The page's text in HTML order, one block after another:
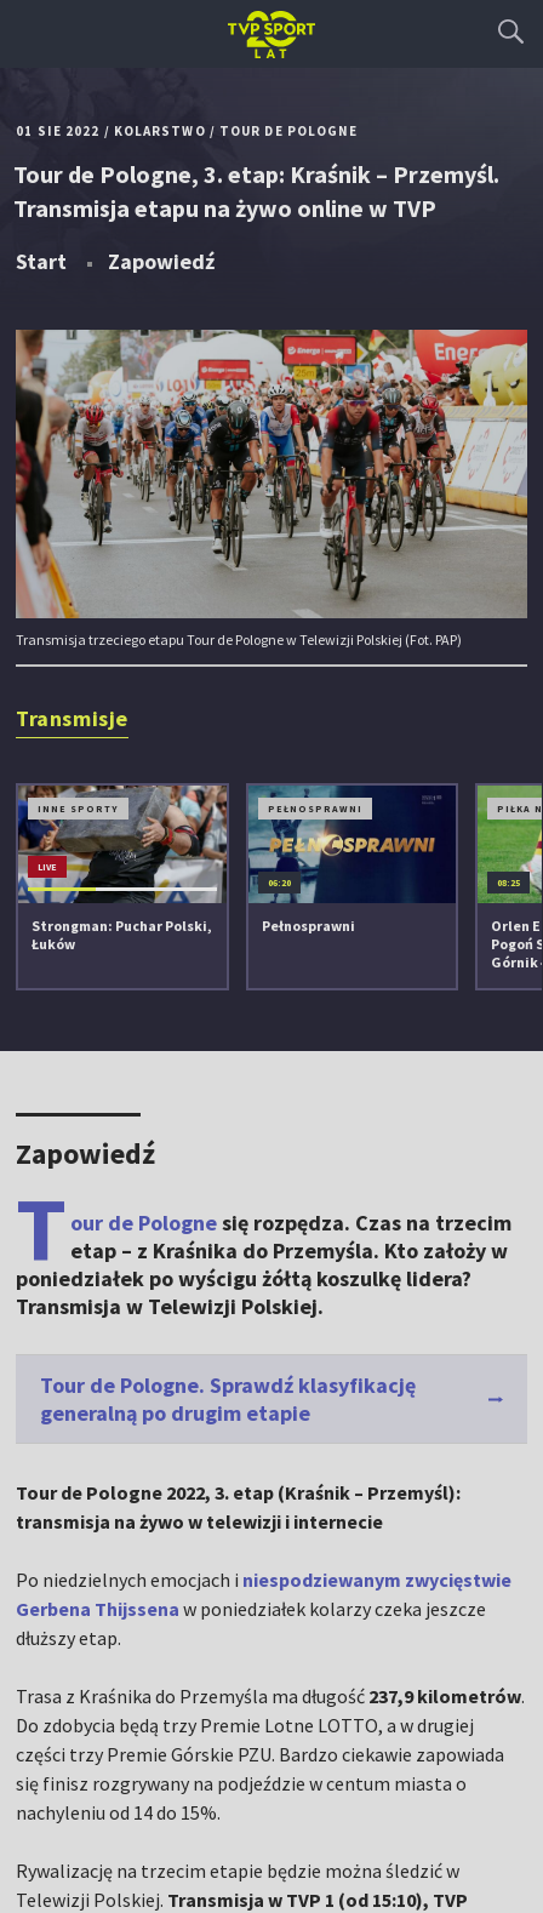
01 SIE 2022 / KOLARSTWO / TOUR DE POLOGNE
Tour de Pologne, 3. etap: Kraśnik – Przemyśl.
Transmisja etapu na żywo online w TVP
Start Zapowiedź
Transmisja trzeciego etapu Tour de Pologne w Telewizji Polskiej (Fot. PAP)
Transmisje
INNE SPORTY
LIVE
Strongman: Puchar Polski,
Łuków
PEŁNOSPRAWNI
06:20
Pełnosprawni
PIŁKA
08:25
Orlen
Pogoń
Górnik
Zapowiedź
T our de Polognesię rozpędza. Czas na trzecim
etap – z Kraśnika do Przemyśla. Kto założy w
poniedziałek po wyścigu żółtą koszulkę lidera?
Transmisja w Telewizji Polskiej.
Tour de Pologne. Sprawdź klasyfikację
generalną po drugim etapie
Tour de Pologne 2022, 3. etap (Kraśnik – Przemyśl):
transmisja na żywo w telewizji i internecie
Po niedzielnych emocjach i niespodziewanym zwycięstwie
Gerbena Thijssena w poniedziałek kolarzy czeka jeszcze
dłuższy etap.
Trasa z Kraśnika do Przemyśla ma długość 237,9 kilometrów.
Do zdobycia będą trzy Premie Lotne LOTTO, a w drugiej
części trzy Premie Górskie PZU. Bardzo ciekawie zapowiada
się finisz rozgrywany na podjeździe w centum miasta o
nachyleniu od 14 do 15%.
Rywalizację na trzecim etapie będzie można śledzić w
Telewizji Polskiej. Transmisja w TVP 1 (od 15:10), TVP